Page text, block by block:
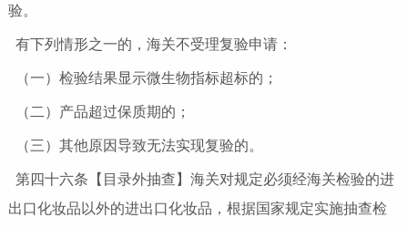
验。
有下列情形之一的，海关不受理复验申请：
（一）检验结果显示微生物指标超标的；
（二）产品超过保质期的；
（三）其他原因导致无法实现复验的。
第四十六条【目录外抽查】海关对规定必须经海关检验的进
出口化妆品以外的进出口化妆品，根据国家规定实施抽查检